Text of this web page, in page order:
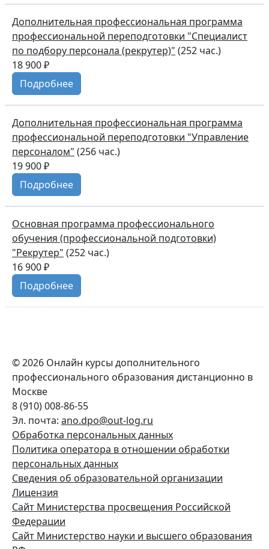
Дополнительная профессиональная программа
профессиональной переподготовки "Специалист
по подбору персонала (рекрутер)" (252 час.)
18 900 ₽
Подробнее
Дополнительная профессиональная программа
профессиональной переподготовки "Управление
персоналом" (256 час.)
19 900 ₽
Подробнее
Основная программа профессионального
обучения (профессиональной подготовки)
"Рекрутер" (252 час.)
16 900 ₽
Подробнее
© 2026 Онлайн курсы дополнительного
профессионального образования дистанционно в
Москве
8 (910) 008-86-55
Эл. почта: ano.dpo@out-log.ru
Обработка персональных данных
Политика оператора в отношении обработки
персональных данных
Сведения об образовательной организации
Лицензия
Сайт Министерства просвещения Российской
Федерации
Сайт Министерство науки и высшего образования